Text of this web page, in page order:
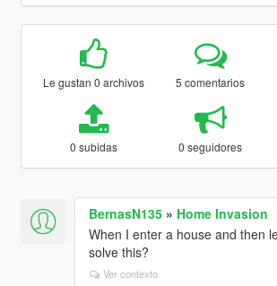
Le gustan 0 archivos 5 comentarios
0 subidas 0 seguidores
BernasN135» Home Invasion
When I enter a house and then
solve this?
Ver contexto